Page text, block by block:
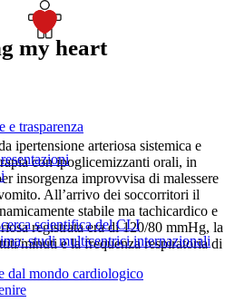
e trasparenza
scientifica del CLI
studi multicentrici internazionali
dal mondo cardiologico
my heart
ipertensione arteriosa sistemica e
con ipoglicemizzanti orali, in
insorgenza improvvisa di malessere
All’arrivo dei soccorritori il
stabile ma tachicardico e
registrata era di 120/80 mmHg, la
minuti e la frequenza respiratoria di